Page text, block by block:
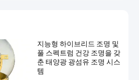
지능형 하이브리드 조명 및
풀 스펙트럼 건강 조명을 갖
춘 태양광 광섬유 조명 시스
템